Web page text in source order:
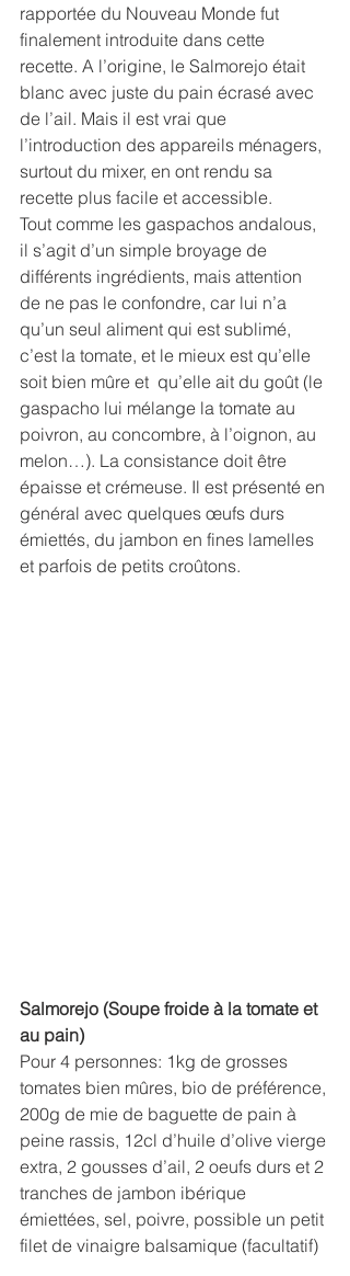
rapportée du Nouveau Monde fut
finalement introduite dans cette
recette. A l’origine, le Salmorejo était
blanc avec juste du pain écrasé avec
de l’ail. Mais il est vrai que
l’introduction des appareils ménagers,
surtout du mixer, en ont rendu sa
recette plus facile et accessible.
Tout comme les gaspachos andalous,
il s’agit d’un simple broyage de
différents ingrédients, mais attention
de ne pas le confondre, car lui n’a
qu’un seul aliment qui est sublimé,
c’est la tomate, et le mieux est qu’elle
soit bien mûre et  qu’elle ait du goût (le
gaspacho lui mélange la tomate au
poivron, au concombre, à l’oignon, au
melon…). La consistance doit être
épaisse et crémeuse. Il est présenté en
général avec quelques œufs durs
émiettés, du jambon en fines lamelles
et parfois de petits croûtons.
Salmorejo (Soupe froide à la tomate et
au pain)
Pour 4 personnes: 1kg de grosses
tomates bien mûres, bio de préférence,
200g de mie de baguette de pain à
peine rassis, 12cl d’huile d’olive vierge
extra, 2 gousses d’ail, 2 oeufs durs et 2
tranches de jambon ibérique
émiettées, sel, poivre, possible un petit
filet de vinaigre balsamique (facultatif)